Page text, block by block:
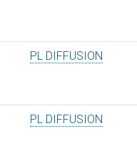
PL DIFFUSION
PL DIFFUSION